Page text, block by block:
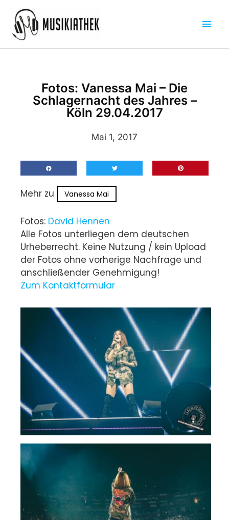
Inhalt
springen
Fotos: Vanessa Mai – Die
Schlagernacht des Jahres –
Köln 29.04.2017
Mai 1, 2017
Mehr zu Vanessa Mai
Fotos: David Hennen
Alle Fotos unterliegen dem deutschen
Urheberrecht. Keine Nutzung / kein Upload
der Fotos ohne vorherige Nachfrage und
anschließender Genehmigung!
Zum Kontaktformular